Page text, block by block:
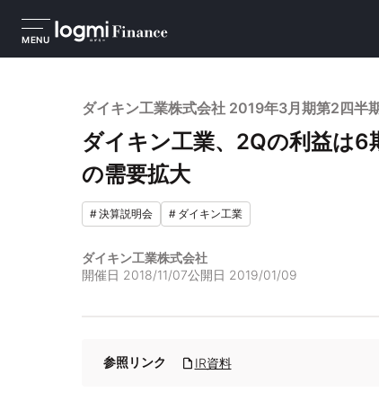
MENU
ダイキン工業株式会社 2019年3月期第2四半
ダイキン工業、2Qの利益は
の需要拡大
#決算説明会 # ダイキン工業
ダイキン工業株式会社
開催日 2018/11/07公開日 2019/01/09
参照リンク IR資料